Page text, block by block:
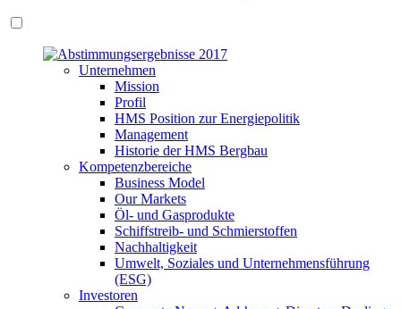
Unternehmen
Mission
Profil
HMS Position zur Energiepolitik
Management
Historie der HMS Bergbau
Kompetenzbereiche
Business Model
Our Markets
Öl- und Gasprodukte
Schiffstreib- und Schmierstoffen
Nachhaltigkeit
Umwelt, Soziales und Unternehmensführung
(ESG)
Investoren